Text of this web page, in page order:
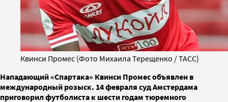
Квинси Промес (Фото Михаила Терещенко / ТАСС)
Нападающий «Спартака» Квинси Промес объявлен в
международный розыск. 14 февраля суд Амстердама
приговорил футболиста к шести годам тюремного